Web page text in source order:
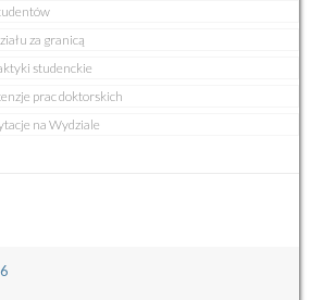
za granicą
studenckie
prac doktorskich
na Wydziale